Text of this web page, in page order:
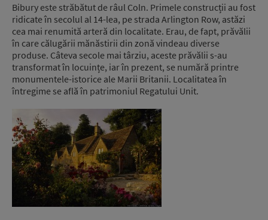
Bibury este străbătut de râul Coln. Primele construcții au fost
ridicate în secolul al 14-lea, pe strada Arlington Row, astăzi
cea mai renumită arteră din localitate. Erau, de fapt, prăvălii
în care călugării mănăstirii din zonă vindeau diverse
produse. Câteva secole mai târziu, aceste prăvălii s-au
transformat în locuințe, iar în prezent, se numără printre
monumentele-istorice ale Marii Britanii. Localitatea în
întregime se află în patrimoniul Regatului Unit.